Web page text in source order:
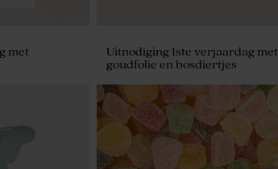
met
Uitnodiging 1ste verjaardag met
goudfolie en bosdiertjes